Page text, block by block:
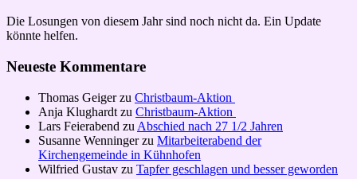
Die Losungen von diesem Jahr sind noch nicht da. Ein Update
könnte helfen.
Neueste Kommentare
Thomas Geigerzu Christbaum-Aktion
Anja Klughardt zu Christbaum-Aktion
Lars Feierabend zu Abschied nach 27 1/2 Jahren
Susanne Wenningerzu Mitarbeiterabend der
Kirchengemeinde in Kühnhofen
Wilfried Gustav zu Tapfer geschlagen und besser geworden